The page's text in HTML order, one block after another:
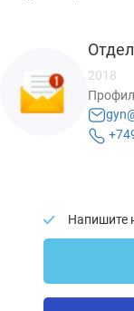
2018
Напишите